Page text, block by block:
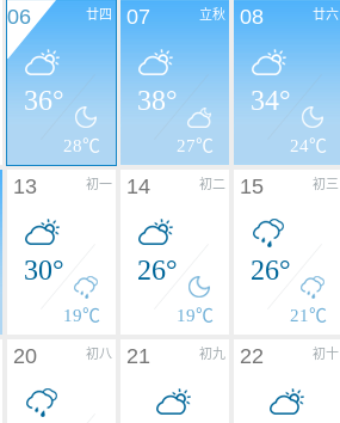
廿四
06
36°
28℃
立秋
07
38°
27℃
廿六
08
34°
24℃
初一
13
30°
19℃
初二
14
26°
19℃
初三
15
26°
21℃
初八
20 初九
21 初十
22